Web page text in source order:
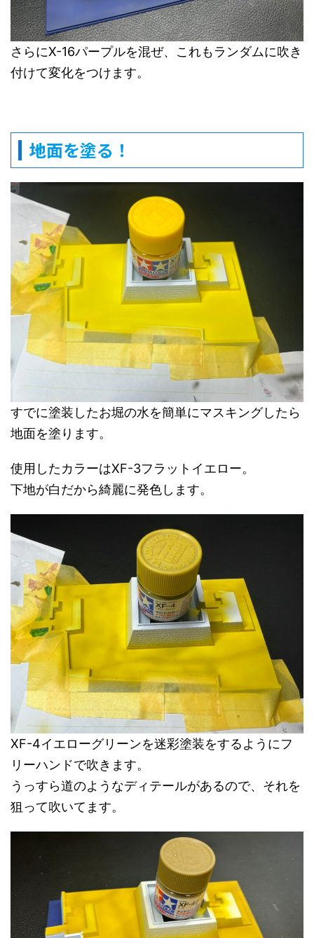
さらにX-16パープルを混ぜ、これもランダムに吹き
付けて変化をつけます。
地面を塗る！
すでに塗装したお堀の水を簡単にマスキングしたら
地面を塗ります。
使用したカラーはXF-3フラットイエロー。
下地が白だから綺麗に発色します。
XF-4イエローグリーンを迷彩塗装をするようにフ
リーハンドで吹きます。
うっすら道のようなディテールがあるので、それを
狙って吹いてます。